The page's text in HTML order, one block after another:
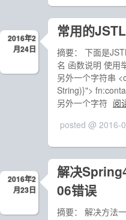
2016年2
月24日
常用的
摘要： 下面是
名 函数说明 使用
另外一个字符串
String)}">
另外一个字符 阅
posted @ 2016-
2016年2
月23日
解决
06错误
摘要： 解决方法